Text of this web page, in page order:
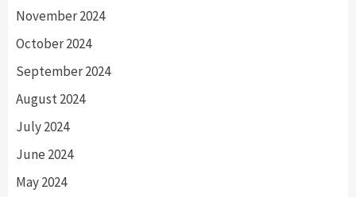
November 2024
October 2024
September 2024
August 2024
July 2024
June 2024
May 2024